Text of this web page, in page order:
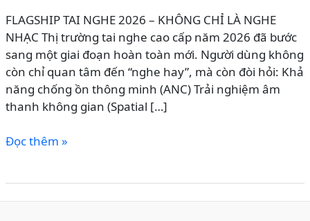
FLAGSHIP TAI NGHE 2026 – KHÔNG CHỈ LÀ NGHE
NHẠC Thị trường tai nghe cao cấp năm 2026 đã bước
sang một giai đoạn hoàn toàn mới. Người dùng không
còn chỉ quan tâm đến “nghe hay”, mà còn đòi hỏi: Khả
năng chống ồn thông minh (ANC) Trải nghiệm âm
thanh không gian (Spatial […]
So
Đọc thêm »